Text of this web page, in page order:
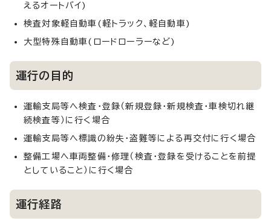
えるオートバイ)
検査対象軽自動車(軽トラック、軽自動車)
大型特殊自動車(ロードローラーなど)
運行の目的
運輸支局等へ検査・登録（新規登録・新規検査・車検切れ継
続検査等）に行く場合
運輸支局等へ標識の紛失・盗難等による再交付に行く場合
整備工場へ車両整備・修理（検査・登録を受けることを前提
としていること）に行く場合
運行経路